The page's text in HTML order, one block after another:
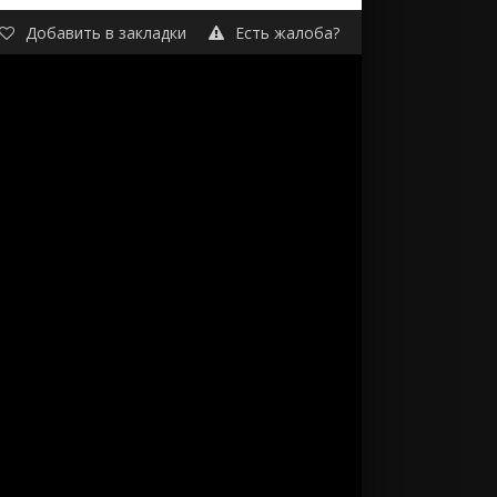
Добавить в закладки Есть жалоба?